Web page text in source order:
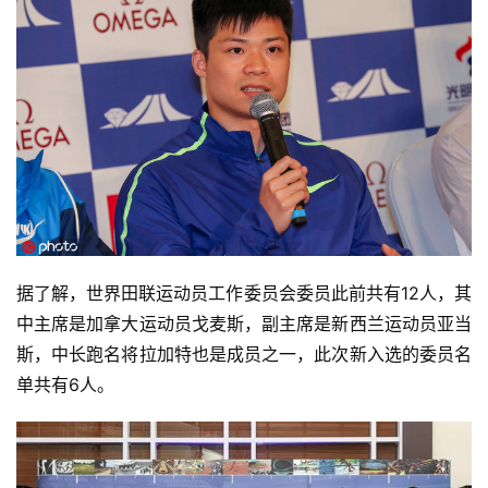
据了解，世界田联运动员工作委员会委员此前共有12人，其
中主席是加拿大运动员戈麦斯，副主席是新西兰运动员亚当
斯，中长跑名将拉加特也是成员之一，此次新入选的委员名
单共有6人。